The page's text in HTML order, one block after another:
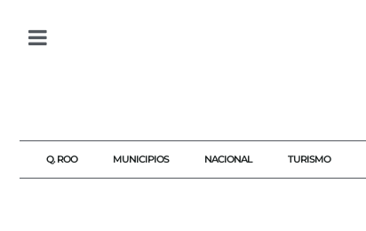
Q. ROO MUNICIPIOS NACIONAL TURISMO